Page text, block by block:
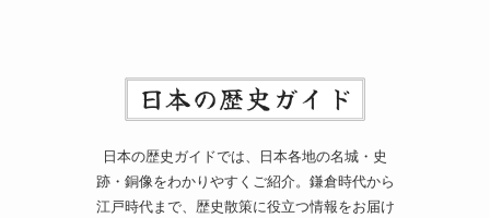
日本の歴史ガイドでは、日本各地の名城・史
跡・銅像をわかりやすくご紹介。鎌倉時代から
江戸時代まで、歴史散策に役立つ情報をお届け